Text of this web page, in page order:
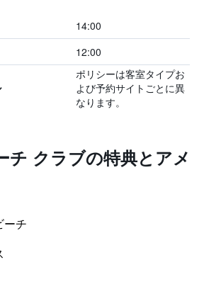
14:00
12:00
ポリシーは客室タイプお
よび予約サイトごとに異
なります。
チ クラブの特典とアメ
ーチ